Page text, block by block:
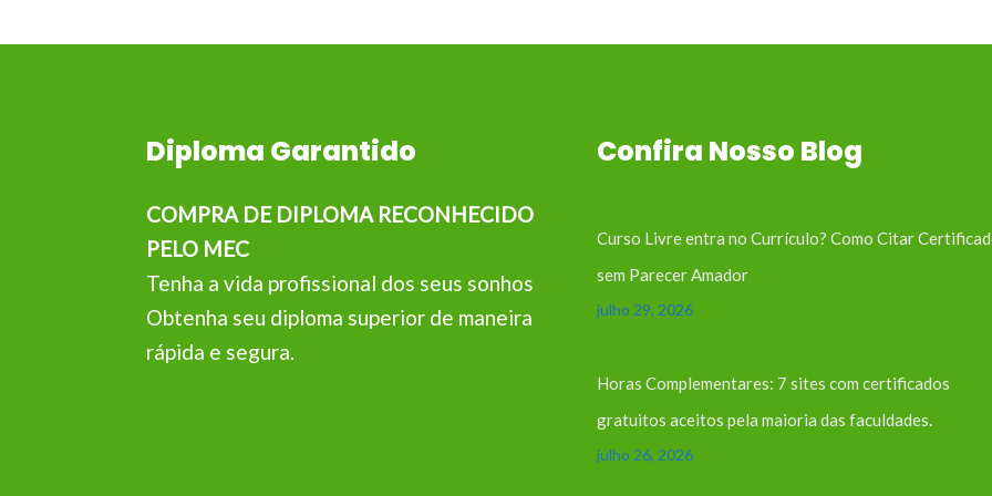
Diploma Garantido
COMPRA DE DIPLOMA RECONHECIDO
PELO MEC
Tenha a vida profissional dos seus sonhos
Obtenha seu diploma superior de maneira
rápida e segura.
Confira Nosso Blog
Curso Livre entra no Currículo? Como Citar
sem Parecer Amador
julho 29, 2026
Horas Complementares: 7 sites com certificados
gratuitos aceitos pela maioria das faculdades.
julho 26, 2026